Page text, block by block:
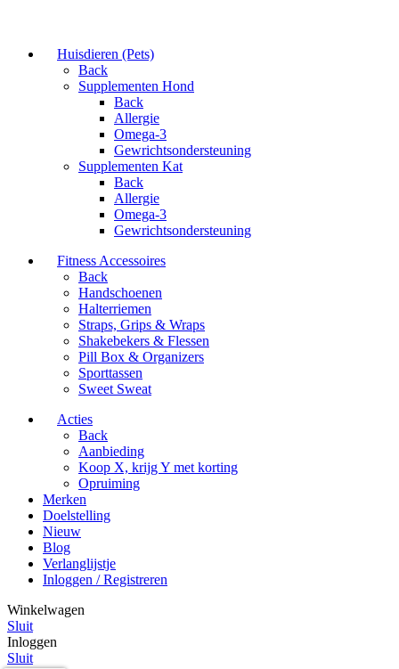
Huisdieren (Pets)
Back
Supplementen Hond
Back
Allergie
Omega-3
Gewrichtsondersteuning
Supplementen Kat
Back
Allergie
Omega-3
Gewrichtsondersteuning
Fitness Accessoires
Back
Handschoenen
Halterriemen
Straps, Grips & Wraps
Shakebekers & Flessen
Pill Box & Organizers
Sporttassen
Sweet Sweat
Acties
Back
Aanbieding
Koop X, krijg Y met korting
Opruiming
Merken
Doelstelling
Nieuw
Blog
Verlanglijstje
Inloggen / Registreren
Winkelwagen
Sluit
Inloggen
Sluit